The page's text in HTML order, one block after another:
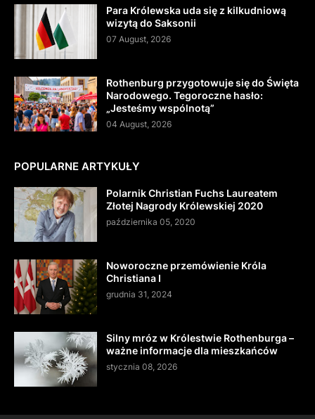
Para Królewska uda się z kilkudniową
wizytą do Saksonii
07 August, 2026
Rothenburg przygotowuje się do Święta
Narodowego. Tegoroczne hasło:
„Jesteśmy wspólnotą”
04 August, 2026
POPULARNE ARTYKUŁY
Polarnik Christian Fuchs Laureatem
Złotej Nagrody Królewskiej 2020
października 05, 2020
Noworoczne przemówienie Króla
Christiana I
grudnia 31, 2024
Silny mróz w Królestwie Rothenburga –
ważne informacje dla mieszkańców
stycznia 08, 2026